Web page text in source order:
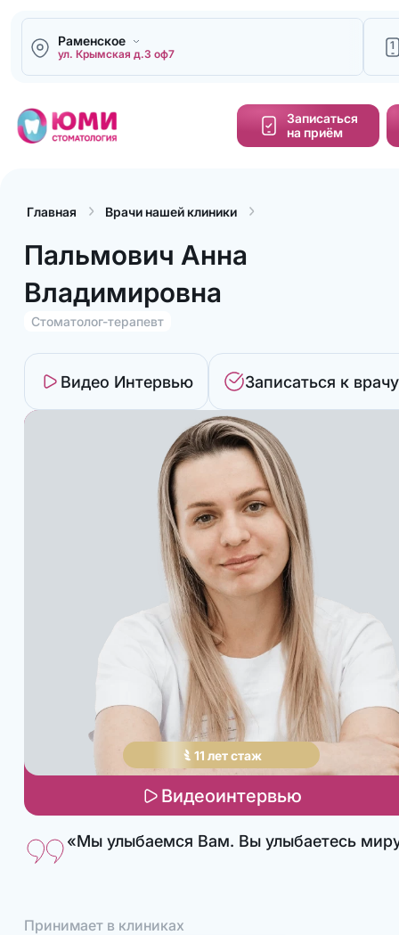
Раменское
ул. Крымская д.3 оф7
1
Записаться
на приём
Главная Врачи нашей клиники
Пальмович Анна
Владимировна
Стоматолог-терапевт
Видео Интервью Записаться к врачу
11 летстаж
Видеоинтервью
«Мы улыбаемся Вам. Вы улыбаетесь
Принимает в клиниках